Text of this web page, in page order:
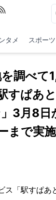
タメ スポーツ
調べて
すぱあ
3月8
まで実施
ス「駅すぱあ